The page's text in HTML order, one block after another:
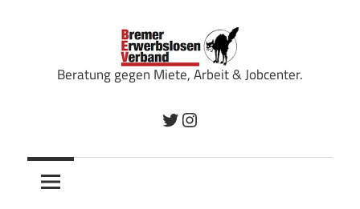
Bremer
Erwerbslosenverband
Beratung gegen Miete, Arbeit & Jobcenter.
TwitterInstagram